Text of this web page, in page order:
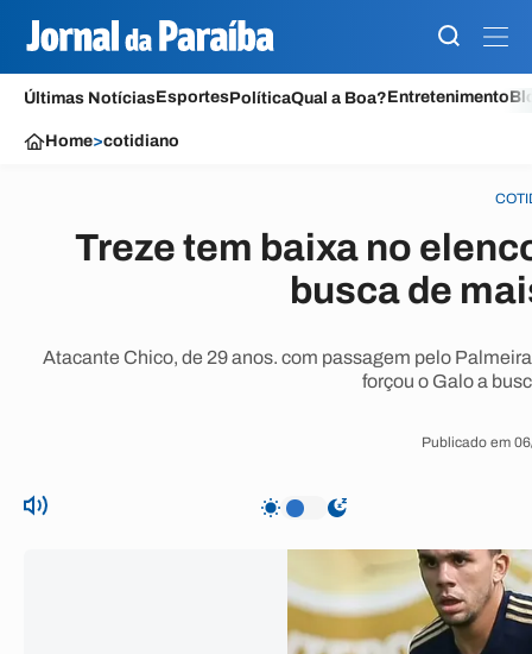
Últimas NotíciasEsportesPolíticaQual a Boa?Entretenimento
Home>cotidiano
Treze tem baixa no
busca de
Atacante Chico, de 29 anos. com passagem pelo
forçou o Galo a
Publicado em